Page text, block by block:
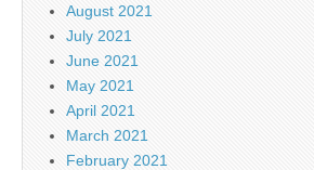
August 2021
July 2021
June 2021
May 2021
April 2021
March 2021
February 2021